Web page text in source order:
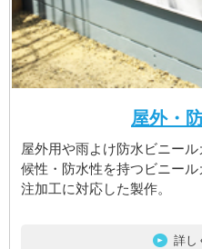
屋外・
屋外用や雨よけ防水ビニー
候性・防水性を持つビニー
注加工に対応した製作。
詳し